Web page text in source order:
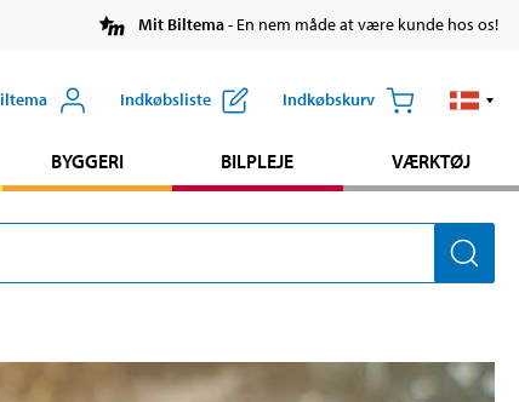
Mit Biltema- En nem måde at være kunde hos os!
Indkøbsliste Indkøbskurv
BYGGERI BILPLEJE VÆRKTØJ